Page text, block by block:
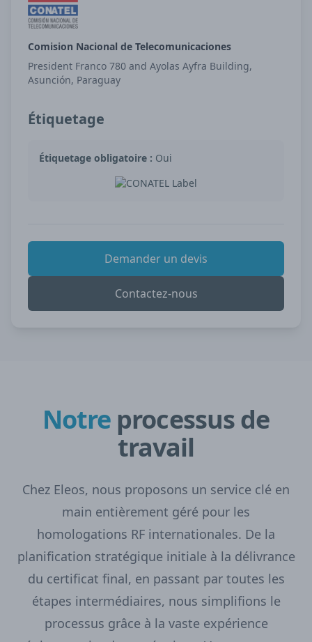
Comision Nacional de Telecomunicaciones
President Franco 780 and Ayolas Ayfra Building,
Asunción, Paraguay
Étiquetage
Étiquetage obligatoire : Oui
Demander un devis
Contactez-nous
Notre processus de
travail
Chez Eleos, nous proposons un service clé en
main entièrement géré pour les
homologations RF internationales. De la
planification stratégique initiale à la délivrance
du certificat final, en passant par toutes les
étapes intermédiaires, nous simplifions le
processus grâce à la vaste expérience